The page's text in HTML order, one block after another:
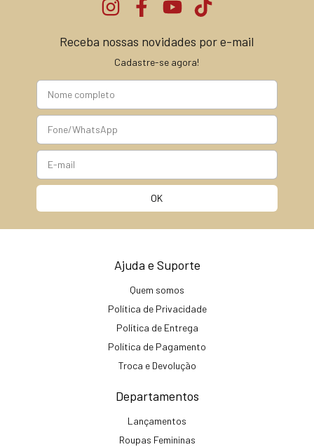
Receba nossas novidades por e-mail
Cadastre-se agora!
Ajuda e Suporte
Quem somos
Política de Privacidade
Política de Entrega
Política de Pagamento
Troca e Devolução
Departamentos
Lançamentos
Roupas Femininas